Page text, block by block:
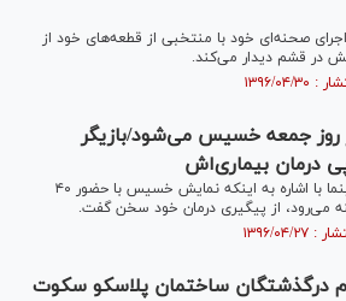
صحنه‌ای خود با منتخبی از قطعه‌های خود از
در قشم دیدار می‌کند.
جمعه خسیس می‌شود/بازیگر
درمان بیماری‌اش
بازیگر عرصه تلویزیون و سینما با اشاره به اینکه نمایش خسیس با حضور ۴۰
درگذشتگان ساختمان پلاسکو سکوت